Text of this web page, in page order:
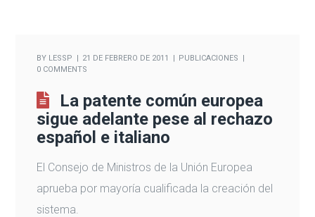
BY LESSP 21 DE FEBRERO DE 2011
PUBLICACIONES
0 COMMENTS
La patente común europea
sigue adelante pese al rechazo
español e italiano
El Consejo de Ministros de la Unión Europea
aprueba por mayoría cualificada la creación del
sistema.